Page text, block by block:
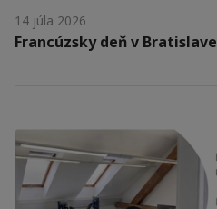
14 júla 2026
Francúzsky deň v Bratislave